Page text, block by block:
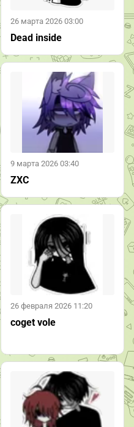
26 марта 2026 03:00
Dead inside
9 марта 2026 03:40
ZXC
26 февраля 2026 11:20
coget vole